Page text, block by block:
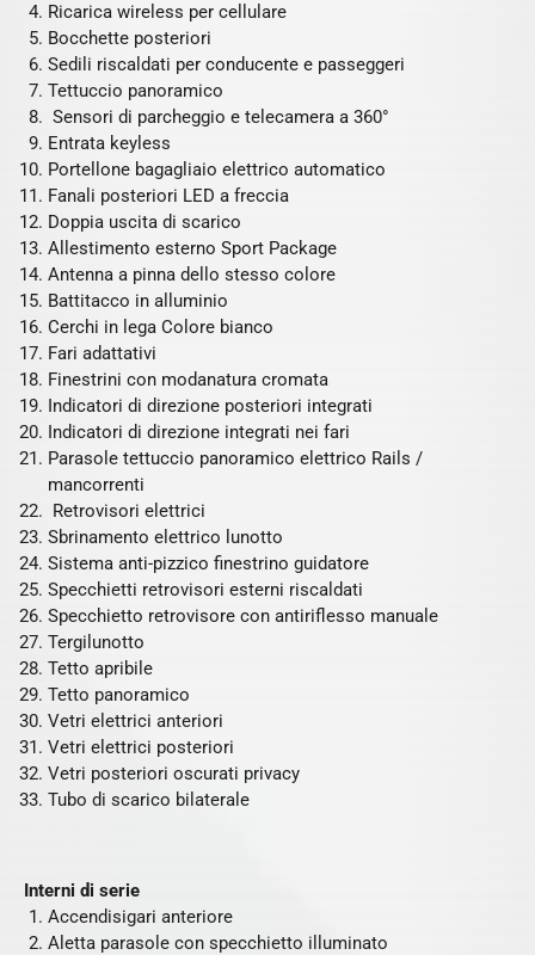
Ricarica wireless per cellulare
Bocchette posteriori
Sedili riscaldati per conducente e passeggeri
Tettuccio panoramico
Sensori di parcheggio e telecamera a 360°
Entrata keyless
Portellone bagagliaio elettrico automatico
Fanali posteriori LED a freccia
Doppia uscita di scarico
Allestimento esterno Sport Package
Antenna a pinna dello stesso colore
Battitacco in alluminio
Cerchi in lega Colore bianco
Fari adattativi
Finestrini con modanatura cromata
Indicatori di direzione posteriori integrati
Indicatori di direzione integrati nei fari
Parasole tettuccio panoramico elettrico Rails /
mancorrenti
Retrovisori elettrici
Sbrinamento elettrico lunotto
Sistema anti-pizzico finestrino guidatore
Specchietti retrovisori esterni riscaldati
Specchietto retrovisore con antiriflesso manuale
Tergilunotto
Tetto apribile
Tetto panoramico
Vetri elettrici anteriori
Vetri elettrici posteriori
Vetri posteriori oscurati privacy
Tubo di scarico bilaterale
Interni di serie
Accendisigari anteriore
Aletta parasole con specchietto illuminato